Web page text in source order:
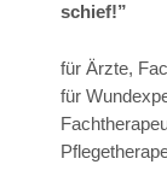
schief!”
für Ärzte,
für